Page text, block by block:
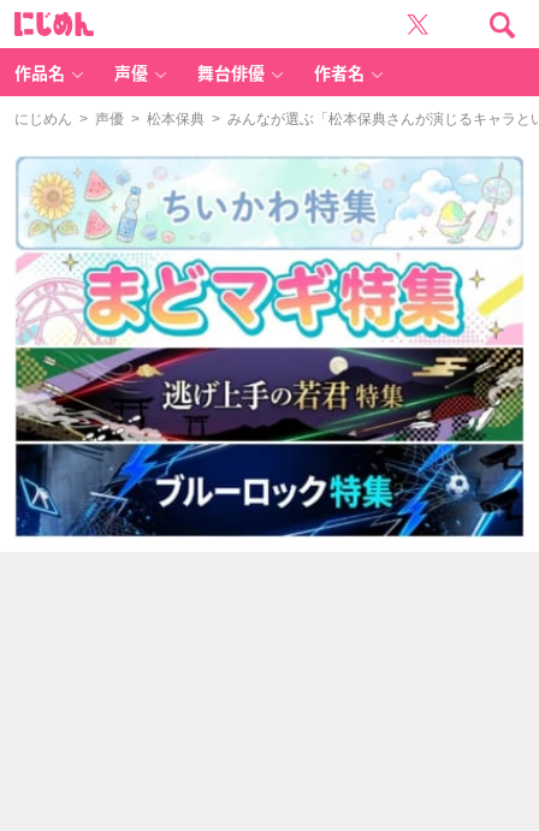
作品名 声優 舞台俳優 作者名
にじめん > 声優 > 松本保典 > みんなが選ぶ「松本保典さんが演じるキャラ